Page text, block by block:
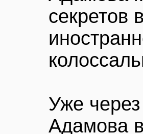
секретов
Уже
Адамова